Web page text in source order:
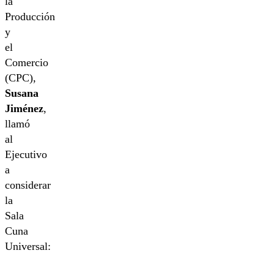
Producción
y
el
Comercio
(CPC),
Susana
Jiménez,
llamó
al
Ejecutivo
a
considerar
la
Sala
Cuna
Universal: